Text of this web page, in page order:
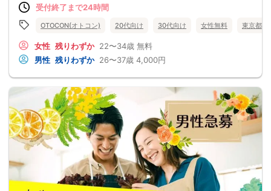
受付終了まで24時間
OTOCON(オトコン) 20代向け 30代向け 女性無料 東京都
女性 残りわずか 22〜34歳 無料
男性 残りわずか 26〜37歳 4,000円